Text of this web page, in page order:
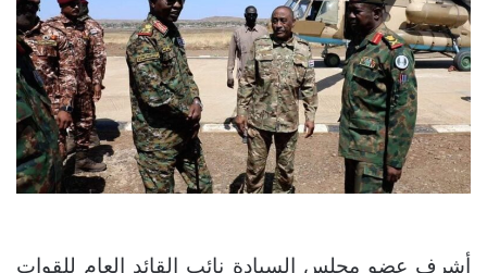
أشرف عضو مجلس السيادة نائب القائد العام للقوات